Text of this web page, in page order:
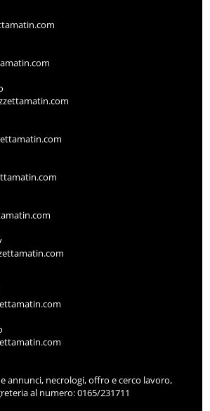
annunci, necrologi, offro e cerco lavoro,
al numero: 0165/231711